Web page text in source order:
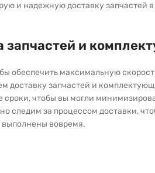
и надежную доставку запчастей
запчастей и
обеспечить максимальную
доставку запчастей и
сроки, чтобы вы могли
следим за процессом доставки,
выполнены вовремя.